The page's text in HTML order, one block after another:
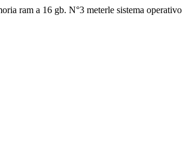
ram a 16 gb. N°3 meterle sistema operativo